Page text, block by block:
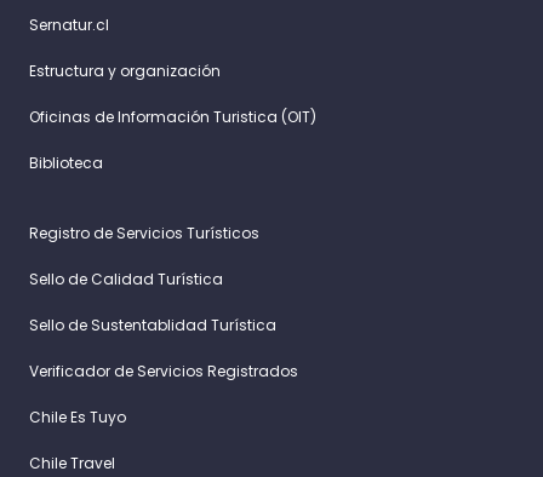
Sernatur.cl
Estructura y organización
Oficinas de Información Turistica (OIT)
Biblioteca
Registro de Servicios Turísticos
Sello de Calidad Turística
Sello de Sustentablidad Turística
Verificador de Servicios Registrados
Chile Es Tuyo
Chile Travel